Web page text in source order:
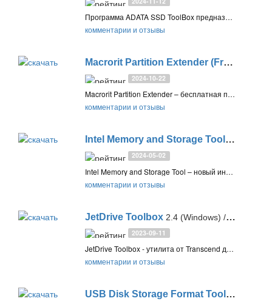
Программа ADATA SSD ToolBox предназначена для получения информации об установленных твёрдотельных SSD накопителях ADATA, а также их настройки, диагностики и обновления прошивки
комментарии и отзывы
Macrorit Partition Extender (Free / Pro)
2024-10-22
Macrorit Partition Extender – бесплатная программа для увеличения размера раздела с помощью свободного места на других разделах или неразмеченного дискового пространства
комментарии и отзывы
Intel Memory and Storage Tool
2.5
2024-05-02
Intel Memory and Storage Tool – новый инструмент для обслуживания, прошивки и получения информации о твердотельных SSD дисках производства Intel
комментарии и отзывы
JetDrive Toolbox 2.4 (Windows) / 4.5 (Mac)
2023-09-11
JetDrive Toolbox - утилита от Transcend для обслуживания накопителей линейки Transcend JetDrive, включая внутренние SSD JetDrive, карты памяти JetDrive Lite и USB-накопители JetDrive Go
комментарии и отзывы
USB Disk Storage Format Tool
6.1